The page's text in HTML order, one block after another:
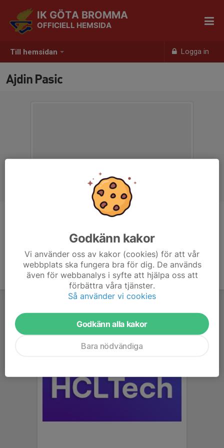
Till hemsidan Logga in
IK GÖTA BROMMA
OFFICIELL HEMSIDA
Ajdin Pasic
Godkänn kakor
Vi använder oss av kakor (cookies) för att vår
webbplats ska fungera bra för dig. De används
även för webbanalys i syfte att hjälpa oss att
förbättra våra tjänster.
Så använder vi cookies
Godkänn alla kakor
Bara nödvändiga